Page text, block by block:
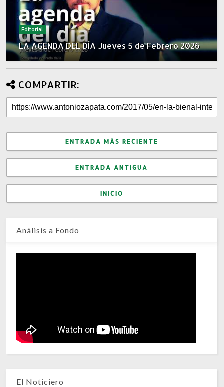
Editorial
LA AGENDA DEL DÍA Jueves 5 de Febrero 2026
COMPARTIR:
ENTRADA MÁS RECIENTE
ENTRADA ANTIGUA
INICIO
Análisis a Fondo
El Noticiero